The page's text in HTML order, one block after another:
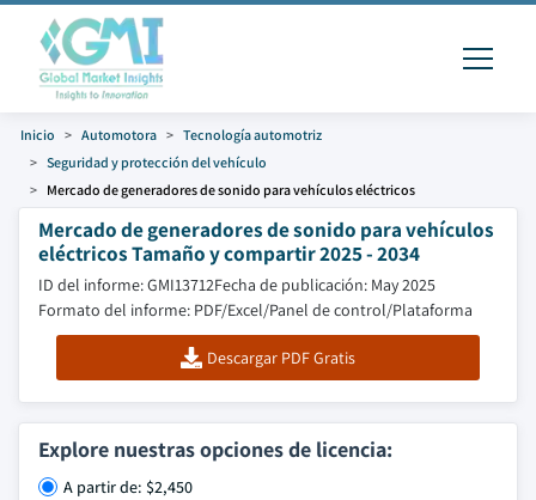
Inicio Automotora
Tecnología automotriz
Seguridad y protección del vehículo
Mercado de generadores de sonido para vehículos eléctricos
Mercado de generadores de sonido para vehículos
eléctricos Tamaño y compartir 2025 - 2034
ID del informe: GMI13712Fecha de publicación: May 2025
Formato del informe: PDF/Excel/Panel de control/Plataforma
Descargar PDF Gratis
Explore nuestras opciones de licencia:
A partir de: $2,450